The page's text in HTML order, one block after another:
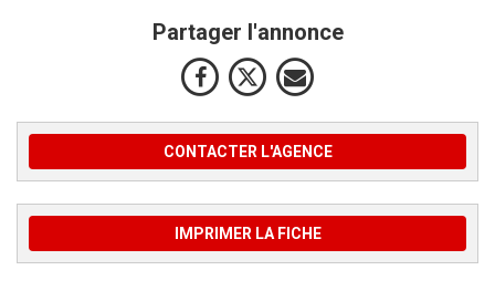
Partager l'annonce
CONTACTER L'AGENCE
IMPRIMER LA FICHE